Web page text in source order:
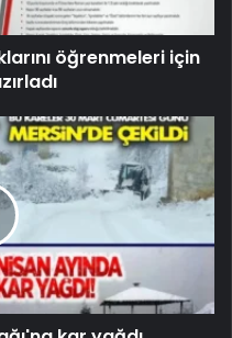
öğrenmeleri için